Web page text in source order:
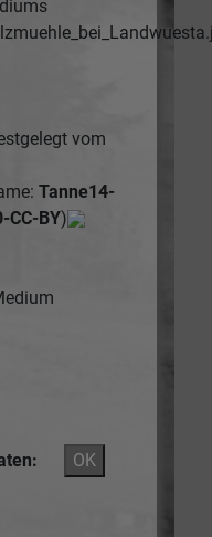
vom
Tanne14-
CC-BY)
OK